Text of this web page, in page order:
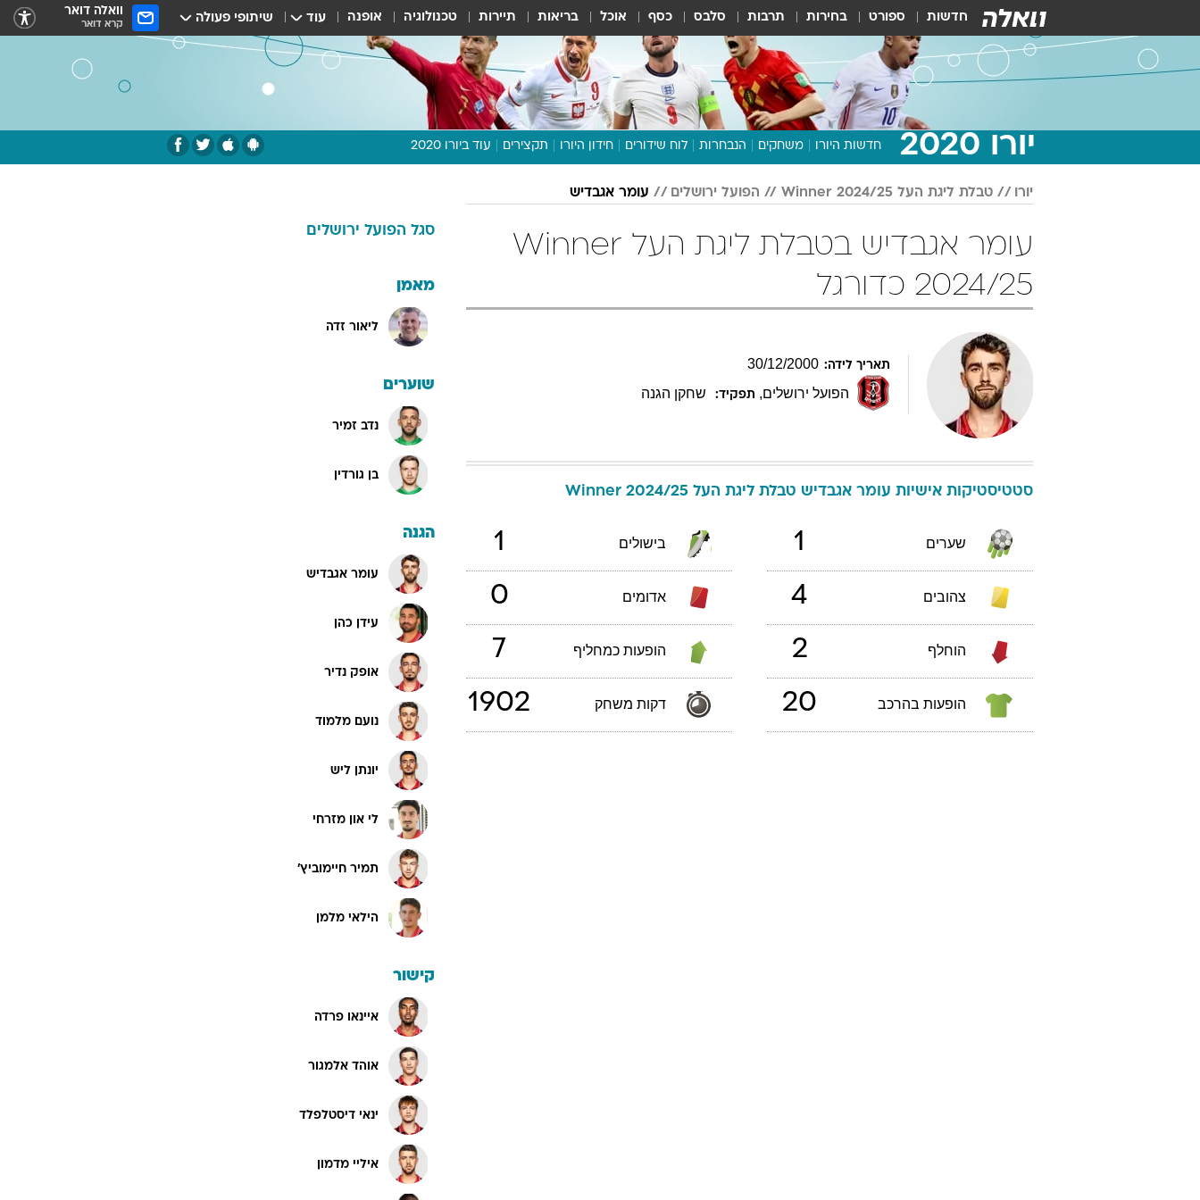
חדשות ספורט בחירות תרבות סלבס כסף אוכל בריאות תיירות טכנולוגיה אופנה עוד שיתופי פעולה וואלה דואר
קרא דואר
יורו 2020 חדשות היורו משחקים הנבחרות לוח שידורים חידון היורו תקצירים עוד ביורו 2020
תכנית היורו
דעות ופרשנויות
וואלה! ספורט
יורו טבלת ליגת העל Winner 2024/25 הפועל ירושלים עומר אגבדיש
עומר אגבדיש בטבלת ליגת העל Winner
2024/25 כדורגל
תאריך לידה: 30/12/2000
הפועל ירושלים, תפקיד: שחקן הגנה
סטטיסטיקות אישיות עומר אגבדיש טבלת ליגת העל Winner 2024/25
שערים 1 בישולים 1
צהובים 4 אדומים 0
הוחלף 2 הופעות כמחליף 7
הופעות בהרכב 20 דקות משחק 1902
סגל הפועל ירושלים
מאמן
ליאור זדה
שוערים
נדב זמיר
בן גורדין
הגנה
עומר אגבדיש
עידן כהן
אופק נדיר
נועם מלמוד
יונתן ליש
לי און מזרחי
תמיר חיימוביץ'
הילאי מלמן
קישור
איינאו פרדה
אוהד אלמגור
ינאי דיסטלפלד
איליי מדמון